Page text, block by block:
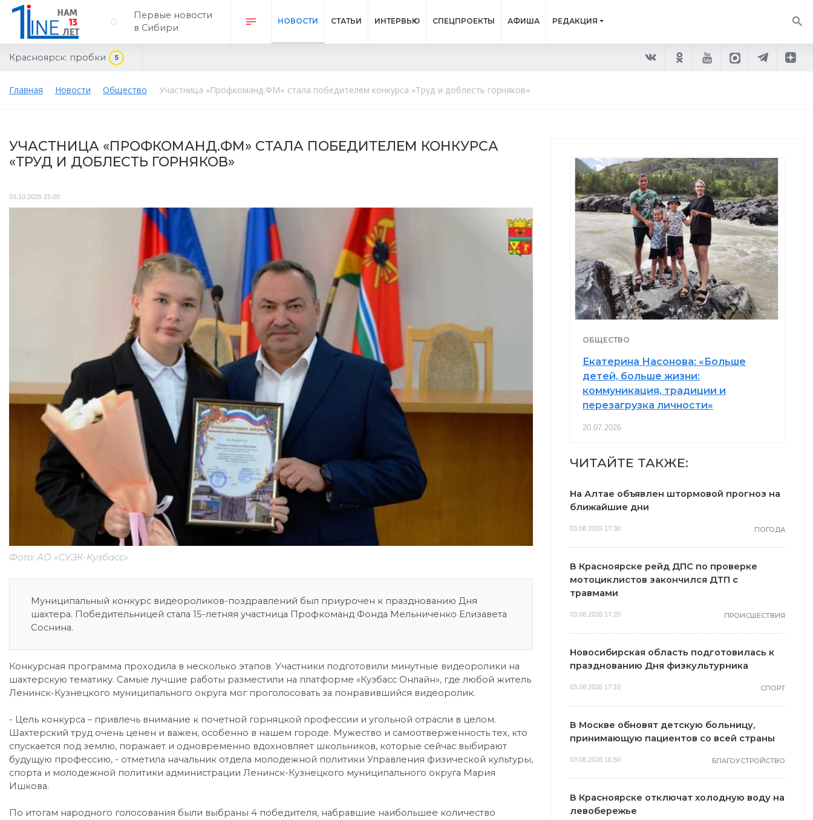
Первые новости
в Сибири
НОВОСТИ СТАТЬИ ИНТЕРВЬЮ СПЕЦПРОЕКТЫ АФИША РЕДАКЦИЯ
Красноярск: пробки 5
Главная Новости Общество Участница «Профкоманд.ФМ» стала победителем конкурса «Труд и доблесть горняков»
УЧАСТНИЦА «ПРОФКОМАНД.ФМ» СТАЛА ПОБЕДИТЕЛЕМ КОНКУРСА
«ТРУД И ДОБЛЕСТЬ ГОРНЯКОВ»
03.10.2025 15:00
Фото: АО «СУЭК-Кузбасс»
Муниципальный конкурс видеороликов-поздравлений был приурочен к празднованию Дня
шахтера. Победительницей стала 15-летняя участница Профкоманд Фонда Мельниченко Елизавета
Соснина.
Конкурсная программа проходила в несколько этапов. Участники подготовили минутные видеоролики на
шахтерскую тематику. Самые лучшие работы разместили на платформе «Кузбасс Онлайн», где любой житель
Ленинск-Кузнецкого муниципального округа мог проголосовать за понравившийся видеоролик.
- Цель конкурса – привлечь внимание к почетной горняцкой профессии и угольной отрасли в целом.
Шахтерский труд очень ценен и важен, особенно в нашем городе. Мужество и самоотверженность тех, кто
спускается под землю, поражает и одновременно вдохновляет школьников, которые сейчас выбирают
будущую профессию, - отметила начальник отдела молодежной политики Управления физической культуры,
спорта и молодежной политики администрации Ленинск-Кузнецкого муниципального округа Мария
Ишкова.
По итогам народного голосования были выбраны 4 победителя, набравшие наибольшее количество
ОБЩЕСТВО
Екатерина Насонова: «Больше
детей, больше жизни:
коммуникация, традиции и
перезагрузка личности»
20.07.2026
ЧИТАЙТЕ ТАКЖЕ:
На Алтае объявлен штормовой прогноз на
ближайшие дни
03.08.2026 17:30 ПОГОДА
В Красноярске рейд ДПС по проверке
мотоциклистов закончился ДТП с
травмами
03.08.2026 17:20 ПРОИСШЕСТВИЯ
Новосибирская область подготовилась к
празднованию Дня физкультурника
03.08.2026 17:10 СПОРТ
В Москве обновят детскую больницу,
принимающую пациентов со всей страны
03.08.2026 16:50 БЛАГОУСТРОЙСТВО
В Красноярске отключат холодную воду на
левобережье